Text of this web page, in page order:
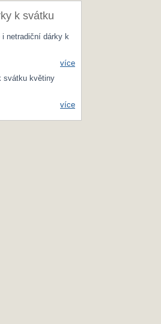
k svátku
i netradiční dárky k
více
svátku květiny
více